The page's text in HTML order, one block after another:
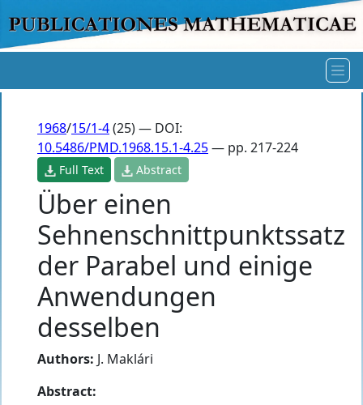
1968/15/1-4(25) — DOI:
10.5486/PMD.1968.15.1-4.25— pp. 217-224
Full Text Abstract
Über einen
Sehnenschnittpunktssatz
der Parabel und einige
Anwendungen
desselben
Authors: J. Maklári
Abstract: